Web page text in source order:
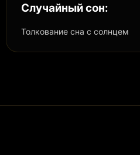
Случайный сон:
Толкование сна с солнцем